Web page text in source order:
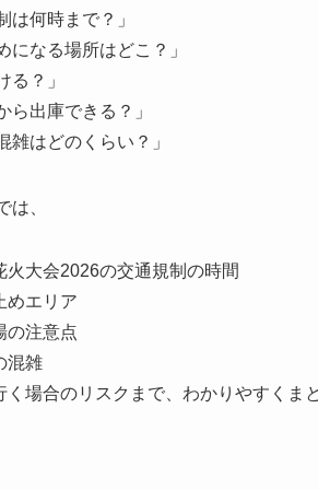
は何時まで？」
になる場所はどこ？」
る？」
ら出庫できる？」
雑はどのくらい？」
は、
火大会2026の交通規制の時間
めエリア
の注意点
混雑
く場合のリスクまで、わかりやすくま